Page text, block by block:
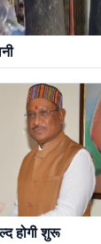
होगी शुरू